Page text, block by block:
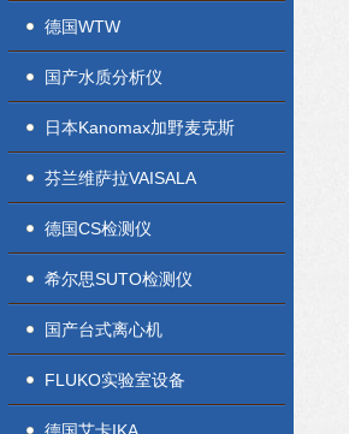
德国WTW
国产水质分析仪
日本Kanomax加野麦克斯
芬兰维萨拉VAISALA
德国CS检测仪
希尔思SUTO检测仪
国产台式离心机
FLUKO实验室设备